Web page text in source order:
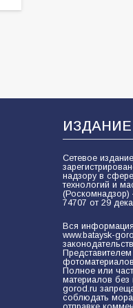
ИЗДАНИЕ
Сетевое
надзору в
технологий и
74707 от 29
Вся
www.bataysk-
Полное или
материалов без
gorod.ru
соблюдать